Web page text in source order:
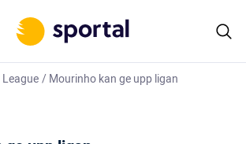
/Mourinho kan ge upp ligan